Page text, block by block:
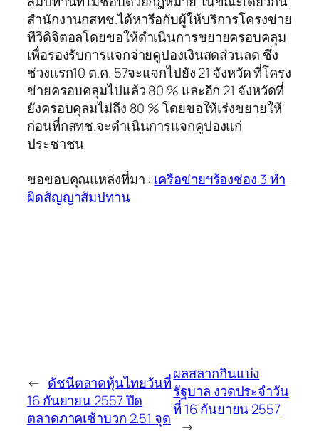
สำนักงานกสทช.ได้หารือกับผู้ให้บริการโครงข่าย
ทีวีดิจิตอลโดยขอให้ดำเนินการขยายครอบคลุม
เพื่อรองรับการแจกจ่ายคูปองเงินสดส่วนลด ซึ่ง
ช่วงแรก10 ต.ค. 57จะแจกไปยัง 21 จังหวัด ที่โครง
ข่ายครอบคลุมไปแล้ว 80 % และอีก 21 จังหวัดที่
ยังครอบคุลมไม่ถึง 80 % โดยขอให้เร่งขยายให้
ก่อนที่กสทช.จะดำเนินการแจกคูปองแก่
ประชาชน
ขอขอบคุณแหล่งที่มา : เครือข่ายฯร้องช่อง 3 ทำ
ผิดสัญญาสัมปทาน
← ดัชนีตลาดหุ้นไทยวันที่
16 กันยายน 2557 ปิด
ตลาดภาคเช้าบวก 2.51 จุด
ผลสลากกินแบ่ง
รัฐบาล งวดประจำวัน
ที่ 16 กันยายน 2557
→